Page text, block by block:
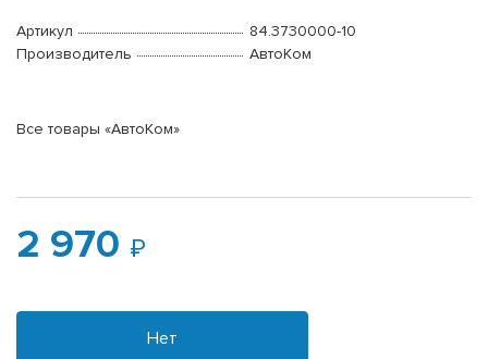
Артикул
84.3730000-10
Производитель
АвтоКом
Все товары «АвтоКом»
2 970
Нет